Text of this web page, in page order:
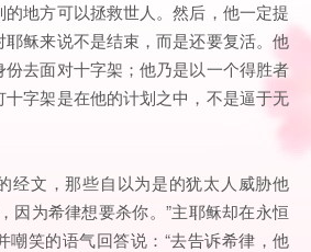
地方可以拯救世人。然后，他一定提
稣来说不是结束，而是还要复活。他
去面对十字架；他乃是以一个得胜者
字架是在他的计划之中，不是逼于无
经文，那些自以为是的犹太人威胁他
因为希律想要杀你。”主耶稣却在永恒
嘲笑的语气回答说：“去告诉希律，他